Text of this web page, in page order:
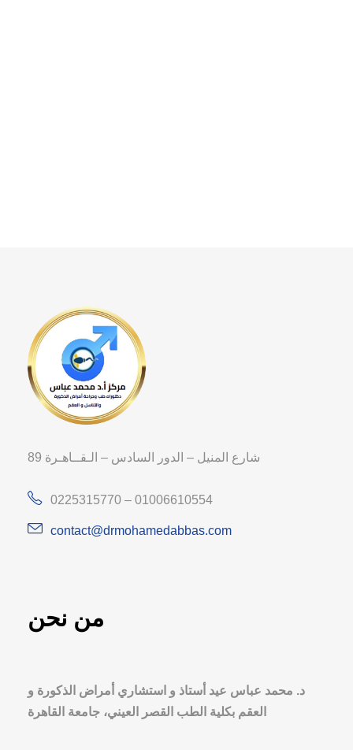
89 شارع المنيل – الدور السادس – الـقــاهـرة
0225315770 – 01006610554
contact@drmohamedabbas.com
من نحن
د. محمد عباس عيد أستاذ و استشاري أمراض الذكورة و
العقم بكلية الطب القصر العيني، جامعة القاهرة